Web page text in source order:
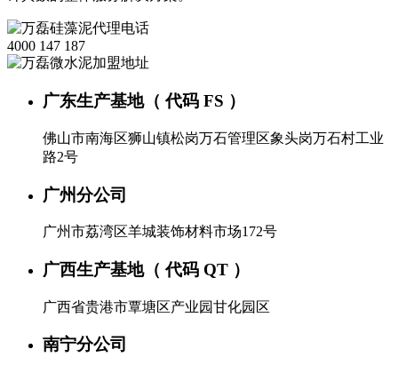
4000 147 187
广东生产基地（ 代码 FS ）
佛山市南海区狮山镇松岗万石管理区象头岗万石村工业
路2号
广州分公司
广州市荔湾区羊城装饰材料市场172号
广西生产基地（ 代码 QT ）
广西省贵港市覃塘区产业园甘化园区
南宁分公司